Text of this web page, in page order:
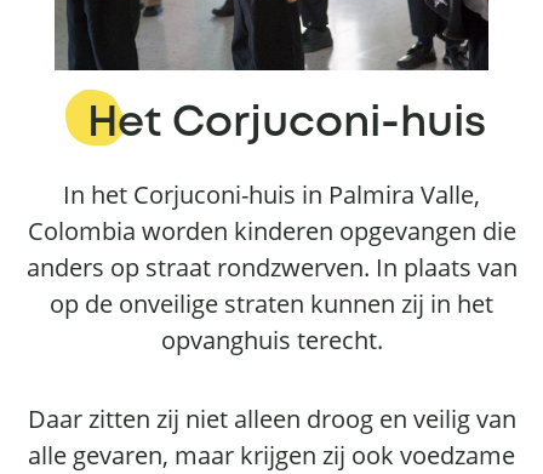
Het Corjuconi-huis
In het Corjuconi-huis in Palmira Valle,
Colombia worden kinderen opgevangen die
anders op straat rondzwerven. In plaats van
op de onveilige straten kunnen zij in het
opvanghuis terecht.
Daar zitten zij niet alleen droog en veilig van
alle gevaren, maar krijgen zij ook voedzame